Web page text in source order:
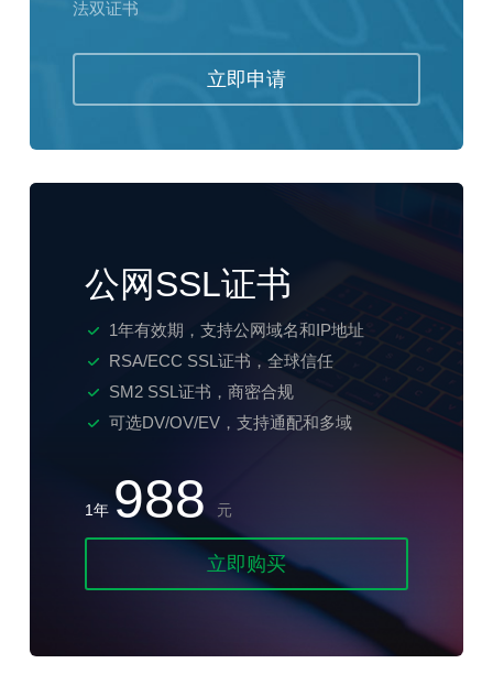
法双证书
立即申请
公网SSL证书
1年有效期，支持公网域名和IP地址
RSA/ECC SSL证书，全球信任
SM2 SSL证书，商密合规
可选DV/OV/EV，支持通配和多域
1年 988 元
立即购买